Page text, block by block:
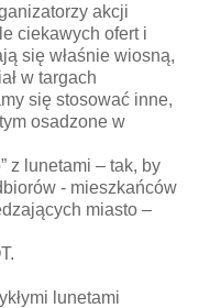
akcji
ciekawych ofert i
się właśnie wiosną,
w targach
się stosować inne,
osadzone w
z lunetami – tak, by
- mieszkańców
miasto –
lunetami